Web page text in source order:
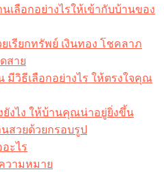
เลือกอย่างไรให้เข้ากับบ้านของ
เรียกทรัพย์ เงินทอง โชคลาภ
สาย
มีวิธีเลือกอย่างไร ให้ตรงใจคุณ
ยังไง ให้บ้านคุณน่าอยู่ยิ่งขึ้น
นสวยด้วยกรอบรูป
ะไร​
วามหมาย